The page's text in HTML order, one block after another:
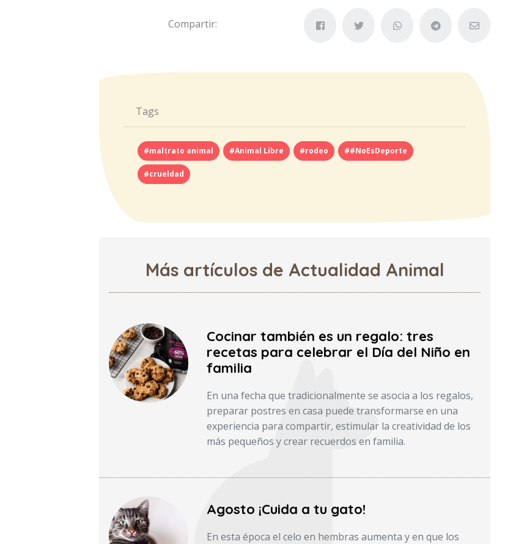
Compartir:
Tags
#maltrato animal #Animal Libre #rodeo ##NoEsDeporte
#crueldad
Más artículos de Actualidad Animal
Cocinar también es un regalo: tres
recetas para celebrar el Día del Niño en
familia
En una fecha que tradicionalmente se asocia a los regalos,
preparar postres en casa puede transformarse en una
experiencia para compartir, estimular la creatividad de los
más pequeños y crear recuerdos en familia.
Agosto ¡Cuida a tu gato!
En esta época el celo en hembras aumenta y en que los